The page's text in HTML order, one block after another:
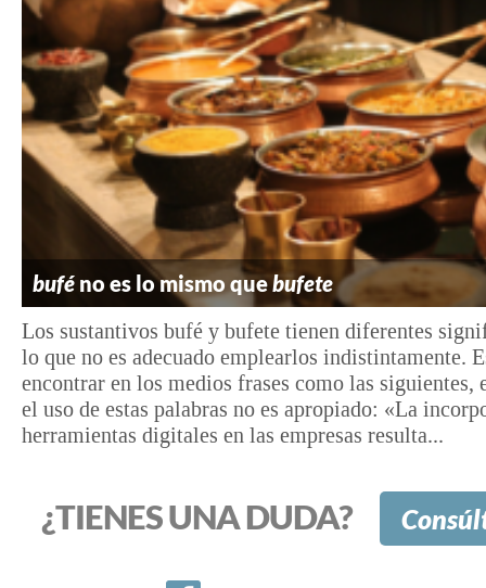
bufé no es lo mismo quebufete
Los sustantivos bufé y bufete tienen diferentes
lo que no es adecuado emplearlos indistintamente.
encontrar en los medios frases como las siguientes,
el uso de estas palabras no es apropiado: «La
herramientas digitales en las empresas resulta...
¿TIENES UNA DUDA?